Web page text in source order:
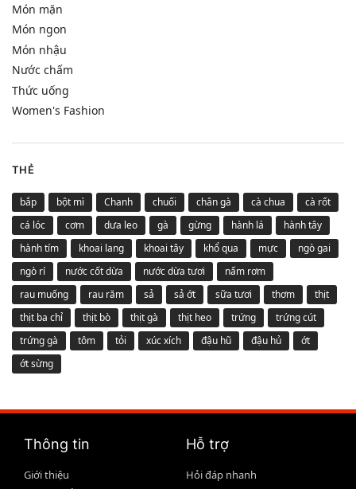
Món mặn
Món ngon
Món nhậu
Nước chấm
Thức uống
Women's Fashion
THẺ
bắp bột mì Chanh chuối chân gà cà chua
cà rốt
cá lóc
cơm dưa leo gà gừng hành lá
hành tây
hành tím
khoai lang khoai tây khổ qua mực
ngò gai
ngò rí
nước cốt dừa nước dừa tươi
nấm rơm
rau muống
rau răm sả sả ớt sữa tươi thơm
thịt
thịt ba chỉ
thịt bò thịt gà thịt heo trứng
trứng cút
trứng gà
tôm tỏi xúc xích đậu hũ đậu hủ
ớt
ớt sừng
Thông tin
Giới thiệu
Hỗ trợ
Hỏi đáp nhanh